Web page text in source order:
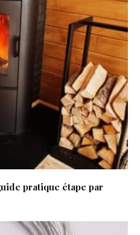
pratique étape par